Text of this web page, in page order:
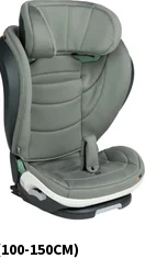
150CM)